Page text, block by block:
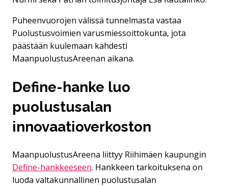
Puheenvuorojen välissä tunnelmasta vastaa
Puolustusvoimien varusmiessoittokunta, jota
päästään kuulemaan kahdesti
MaanpuolustusAreenan aikana.
Define-hanke luo
puolustusalan
innovaatioverkoston
MaanpuolustusAreena liittyy Riihimäen kaupungin
Define-hankkeeseen. Hankkeen tarkoituksena on
luoda valtakunnallinen puolustusalan